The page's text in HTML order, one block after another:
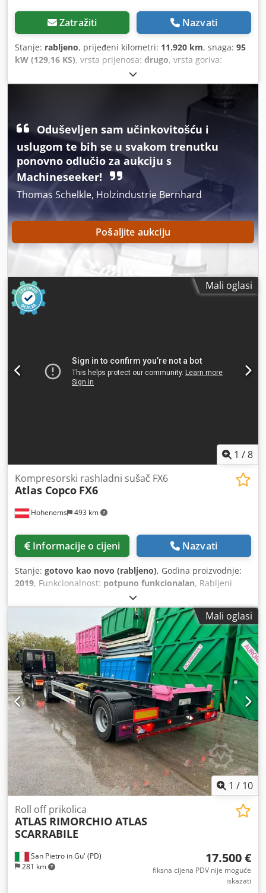
Zatražiti Nazvati
Stanje: rabljeno, prijeđeni kilometri: 11.920 km, snaga: 95
kW (129,16 KS), vrsta prijenosa: drugo, vrsta goriva:
, ukupna masa:
vozila:21.816 kg, maksimalna nosivost:1.184 kg, broj
, emisijska klasa:
2013
, radni sati:
11.920 h
drugo, građevinska visina:4.000 mm, Oprema: grijač za
parkiranje, klima uređaj, spojka prikolice,
Oduševljen sam učinkovitošću i
uslugom te bih se u svakom trenutku
ponovno odlučio za aukciju s
Machineseeker!
Thomas Schelkle, Holzindustrie Bernhard
Pošaljite aukciju
Mali oglasi
1 /8
Hohenems 493 km
Kompresorski rashladni sušač FX6
Atlas Copco FX6
Informacije o cijeni Nazvati
Stanje: gotovo kao novo (rabljeno), Godina proizvodnje:
2019, Funkcionalnost: potpuno funkcionalan, Rabljeni
hladnjački sušač Atlas Copco FX6 2,34 m³/min
Dkjdjzrtbijpfx Acher 14 bara Godina proizvodnje: 2019
Mali oglasi
1 / 10
San Pietro in Gu' (PD)
281 km
Roll off prikolica
ATLAS RIMORCHIO ATLAS
SCARRABILE
17.500 €
fiksna cijena PDV nije moguće
iskazati